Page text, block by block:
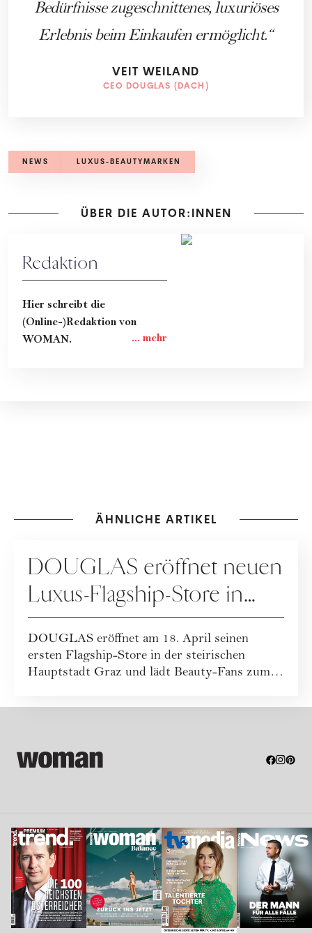
Bedürfnisse zugeschnittenes, luxuriöses
Erlebnis beim Einkaufen ermöglicht.
VEIT WEILAND
CEO DOUGLAS (DACH)
NEWS LUXUS-BEAUTYMARKEN
ÜBER DIE AUTOR:INNEN
Redaktion
Hier schreibt die
(Online-)Redaktion von
WOMAN.
ÄHNLICHE ARTIKEL
DOUGLAS eröffnet neuen
Luxus-Flagship-Store in
Graz
DOUGLAS eröffnet am 18. April seinen
ersten Flagship-Store in der steirischen
Hauptstadt Graz und lädt Beauty-Fans zum